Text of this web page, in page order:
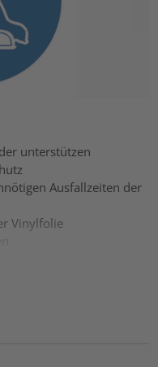
unterstützen
Ausfallzeiten der
Vinylfolie